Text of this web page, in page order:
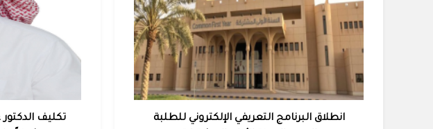
انطلاق البرنامج التعريفي الإلكتروني للطلبة
تكليف